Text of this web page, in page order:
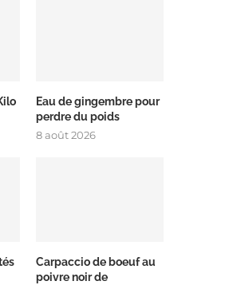
Eau de gingembre pour
perdre du poids
8 août 2026
Carpaccio de boeuf au
poivre noir de